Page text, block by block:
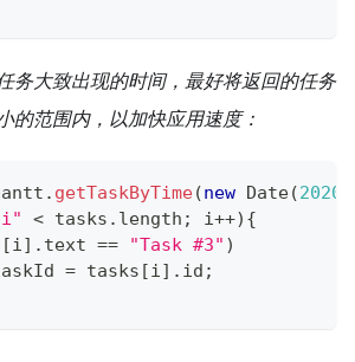
务大致出现的时间，最好将返回的任务
的范围内，以加快应用速度：
. getTaskByTime(new Date(2020
< tasks . length ; i++) {
[i] . text == "Task #3" )
= tasks [i] . id ;